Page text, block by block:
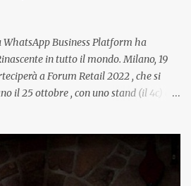
Business Platform ha
in tutto il mondo. Milano, 19
a Forum Retail 2022 , che si
il 25 ottobre , con uno stand (il 4c) e
”. Il primo appuntamento è per le ore
Manager di CM.com Italia, che